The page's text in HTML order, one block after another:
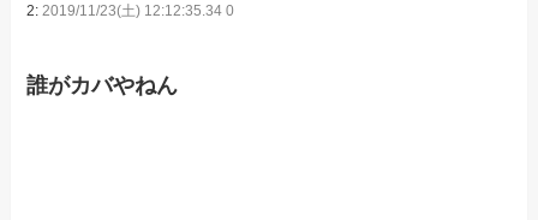
2: 2019/11/23(土) 12:12:35.34 0
誰がカバやねん